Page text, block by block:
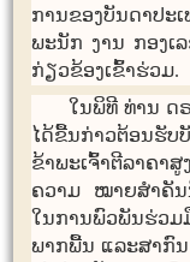
ການ​ຂອງ​ບັນດາ​ປະ​
ພະນັກ ງານ ​ກອງ​ເ
ກ່ຽວຂ້ອງ​ເຂົ້າ​ຮ່ວມ.
ໃນ​ພິທີ ທ່ານ ດຣ
ໄດ້​ຂື້ນ​ກ່າວ​ຕ້ອນຮັບ​
ຂ້າພະ​ເຈົ້າ​ຕີ​ລາຄາ​
ຄວາມ​ ໝາຍ​ສຳຄັນ​
ໃນ​ການ​ພົວພັນ​ຮ່ວມ​
ພາກ​ພື້ນ ​ແລະ​ສາກົ